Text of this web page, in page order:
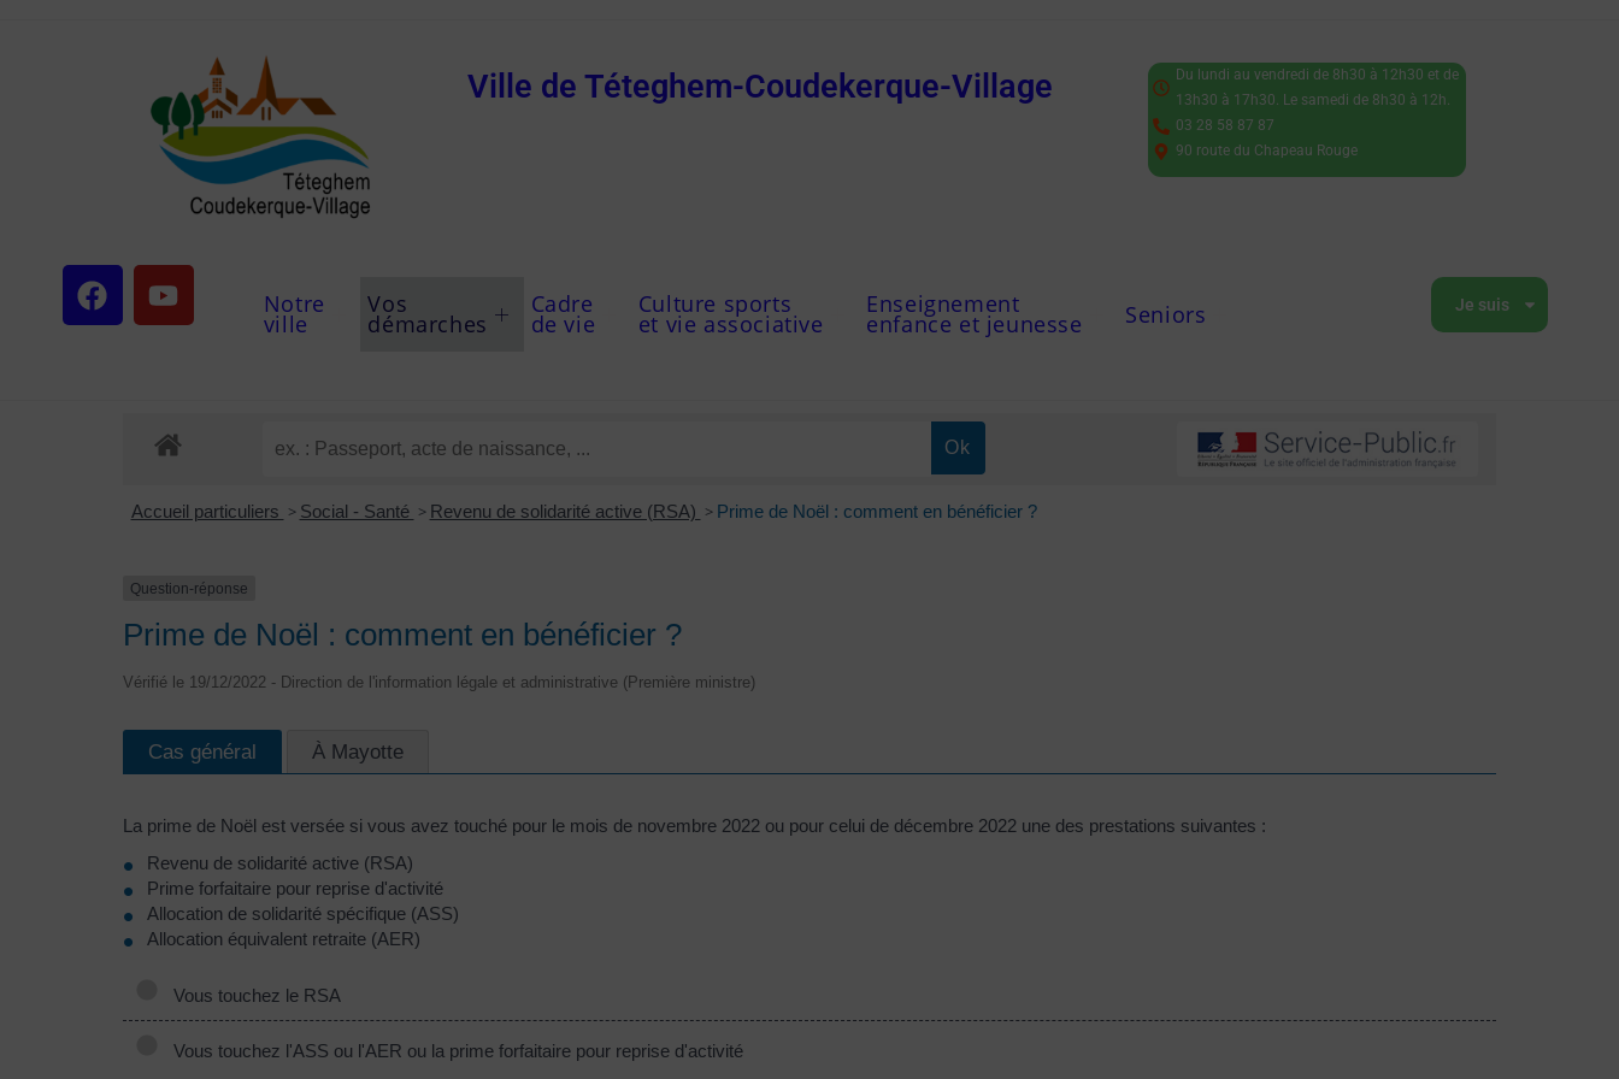
Ville de Téteghem-Coudekerque-Village
Du lundi au vendredi de 8h30 à 12h30 et de
13h30 à 17h30. Le samedi de 8h30 à 12h.
03 28 58 87 87
90 route du Chapeau Rouge
Notre
ville
Vos
démarches
Cadre
de vie
Culture sports
et vie associative
Enseignement
enfance et jeunesse Seniors Je suis
Accueil particuliers > Social - Santé > Revenu de solidarité active (RSA) > Prime de Noël : comment en bénéficier ?
Question-réponse
Prime de Noël : comment en bénéficier ?
Vérifié le 19/12/2022 - Direction de l'information légale et administrative (Première ministre)
Cas général À Mayotte
La prime de Noël est versée si vous avez touché pour le mois de novembre 2022 ou pour celui de décembre 2022 une des prestations suivantes :
Revenu de solidarité active (RSA)
Prime forfaitaire pour reprise d'activité
Allocation de solidarité spécifique (ASS)
Allocation équivalent retraite (AER)
Vous touchez le RSA
Vous touchez l'ASS ou l'AER ou la prime forfaitaire pour reprise d'activité